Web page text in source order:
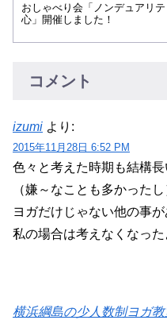
おしゃべり会「ノンデュアリテ
心」開催しました！
コメント
izumi より:
2015年11月28日 6:52 PM
色々と考えた時期も結構
（嫌～なことも多かったし
ヨガだけじゃない他の事が
私の場合は考えなくなっ
横浜綱島の少人数制ヨガ